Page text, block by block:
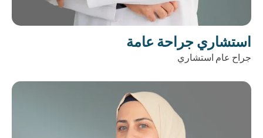
استشاري جراحة عامة
جراح عام استشاري